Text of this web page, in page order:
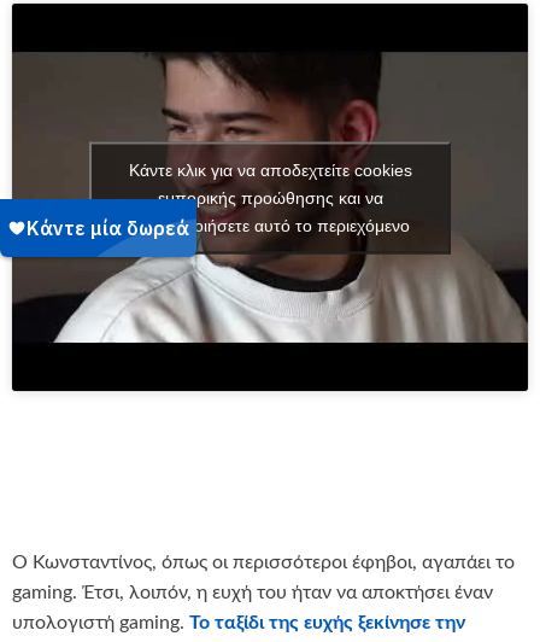
Κάντε κλικ για να αποδεχτείτε cookies
εμπορικής προώθησης και να
ενεργοποιήσετε αυτό το περιεχόμενο
Ο Κωνσταντίνος, όπως οι περισσότεροι έφηβοι, αγαπάει το
gaming. Έτσι, λοιπόν, η ευχή του ήταν να αποκτήσει έναν
υπολογιστή gaming. Το ταξίδι της ευχής ξεκίνησε την